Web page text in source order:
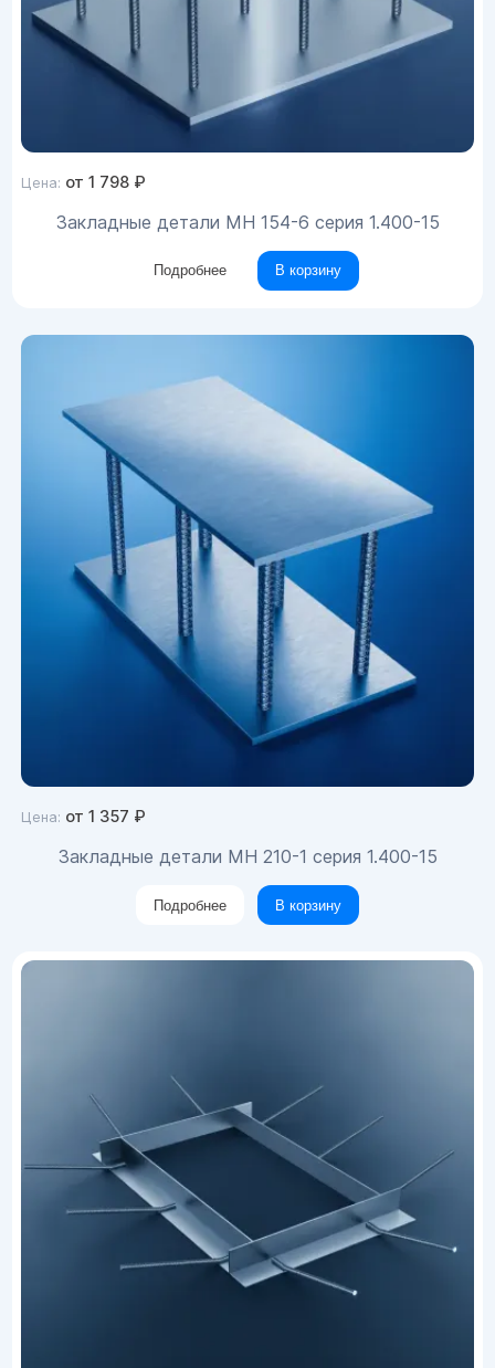
Цена: от1 798 ₽
Закладные детали МН 154-6 серия 1.400-15
Подробнее В корзину
Цена: от1 357 ₽
Закладные детали МН 210-1 серия 1.400-15
Подробнее В корзину